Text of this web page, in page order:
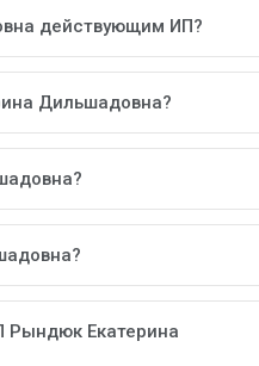
действующим ИП?
Дильшадовна?
Рындюк Екатерина